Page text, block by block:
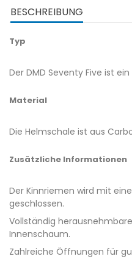
BESCHREIBUNG
Typ
Der DMD Seventy Five ist
Material
Die Helmschale ist aus
Zusätzliche Informationen
Der Kinnriemen wird mit
geschlossen.
Vollständig
Innenschaum.
Zahlreiche Öffnungen für